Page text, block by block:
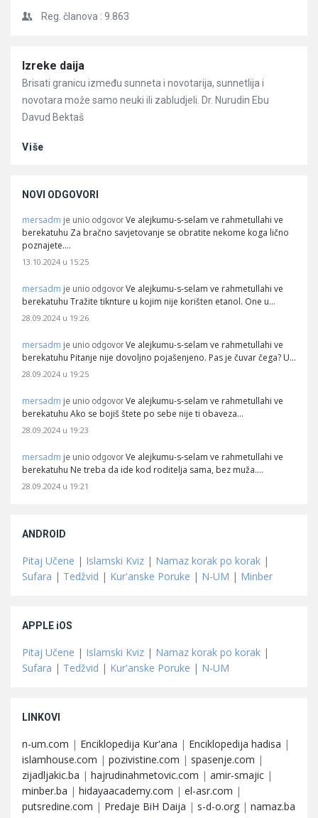
Reg. članova : 9.863
Članci
Izreke daija
Brisati granicu između sunneta i novotarija, sunnetlija i
novotara može samo neuki ili zabludjeli. Dr. Nurudin Ebu
Davud Bektaš
Više
NOVI ODGOVORI
mersadm je unio odgovor Ve alejkumu-s-selam ve rahmetullahi ve
berekatuhu Za bračno savjetovanje se obratite nekome koga lično
poznajete.…
13.10.2024 u 15:25
mersadm je unio odgovor Ve alejkumu-s-selam ve rahmetullahi ve
berekatuhu Tražite tiknture u kojim nije korišten etanol. One u…
28.09.2024 u 19:26
mersadm je unio odgovor Ve alejkumu-s-selam ve rahmetullahi ve
berekatuhu Pitanje nije dovoljno pojašenjeno. Pas je čuvar čega? U…
28.09.2024 u 19:25
mersadm je unio odgovor Ve alejkumu-s-selam ve rahmetullahi ve
berekatuhu Ako se bojiš štete po sebe nije ti obaveza…
28.09.2024 u 19:23
mersadm je unio odgovor Ve alejkumu-s-selam ve rahmetullahi ve
berekatuhu Ne treba da ide kod roditelja sama, bez muža.…
28.09.2024 u 19:21
ANDROID
Pitaj Učene | Islamski Kviz | Namaz korak po korak |
Sufara | Tedžvid | Kur'anske Poruke | N-UM | Minber
APPLE iOS
Pitaj Učene | Islamski Kviz | Namaz korak po korak |
Sufara | Tedžvid | Kur'anske Poruke | N-UM
LINKOVI
n-um.com | Enciklopedija Kur'ana | Enciklopedija hadisa |
islamhouse.com | pozivistine.com | spasenje.com |
zijadljakic.ba | hajrudinahmetovic.com | amir-smajic |
minber.ba | hidayaacademy.com | el-asr.com |
putsredine.com | Predaje BiH Daija | s-d-o.org | namaz.ba